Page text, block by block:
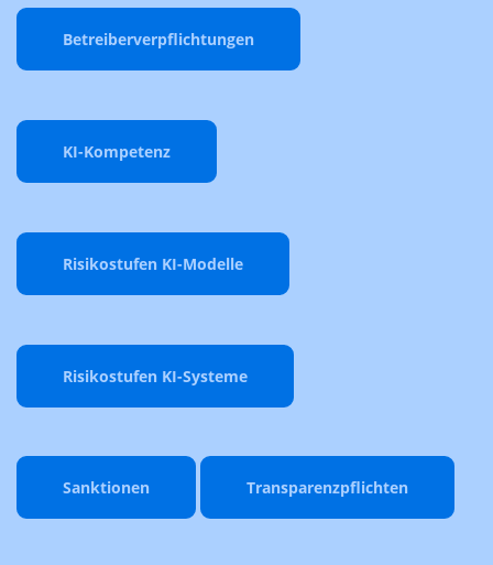
Betreiberverpflichtungen
KI-Kompetenz
Risikostufen KI-Modelle
Risikostufen KI-Systeme
Sanktionen Transparenzpflichten